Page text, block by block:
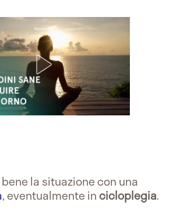
la situazione con una
, eventualmente incicloplegia.